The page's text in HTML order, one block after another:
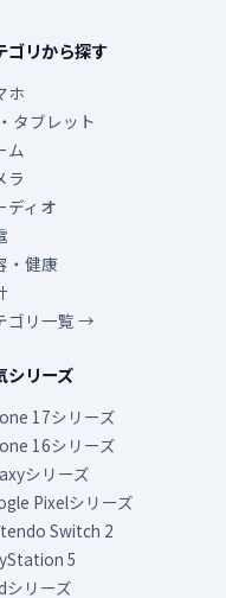
ゴリから探す
ホ
タブレット
ム
ラ
ディオ
・健康
ゴリ一覧 →
シリーズ
17シリーズ
16シリーズ
シリーズ
Pixelシリーズ
Switch 2
5
シリーズ